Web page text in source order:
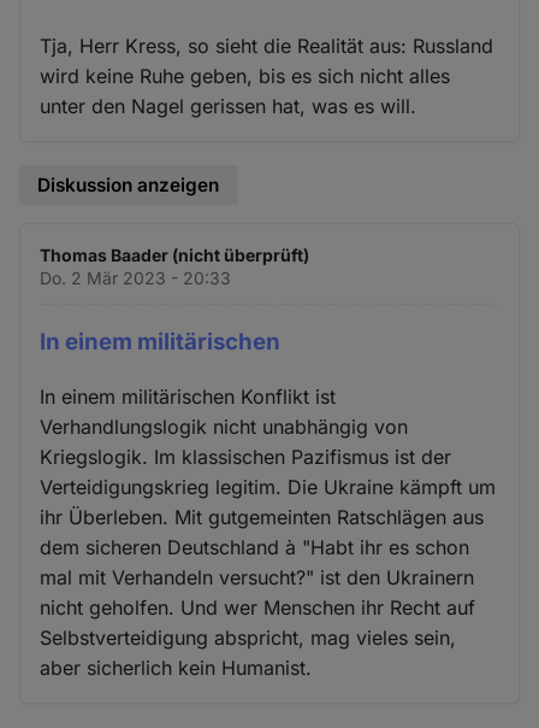
Tja, Herr Kress, so sieht die Realität aus: Russland
wird keine Ruhe geben, bis es sich nicht alles
unter den Nagel gerissen hat, was es will.
Diskussion anzeigen
Thomas Baader (nicht überprüft)
Do. 2 Mär 2023 - 20:33
In einem militärischen
In einem militärischen Konflikt ist
Verhandlungslogik nicht unabhängig von
Kriegslogik. Im klassischen Pazifismus ist der
Verteidigungskrieg legitim. Die Ukraine kämpft um
ihr Überleben. Mit gutgemeinten Ratschlägen aus
dem sicheren Deutschland à "Habt ihr es schon
mal mit Verhandeln versucht?" ist den Ukrainern
nicht geholfen. Und wer Menschen ihr Recht auf
Selbstverteidigung abspricht, mag vieles sein,
aber sicherlich kein Humanist.